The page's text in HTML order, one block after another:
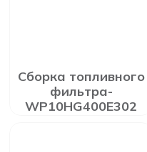
Сборка топливного
фильтра-
WP10HG400E302